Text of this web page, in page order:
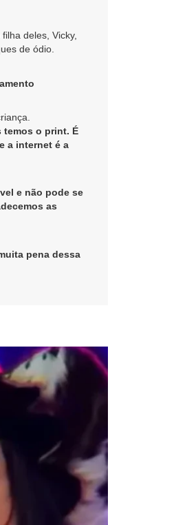
deles, Vicky,
de ódio.
temos o print. É
a internet é a
e não pode se
as
pena dessa